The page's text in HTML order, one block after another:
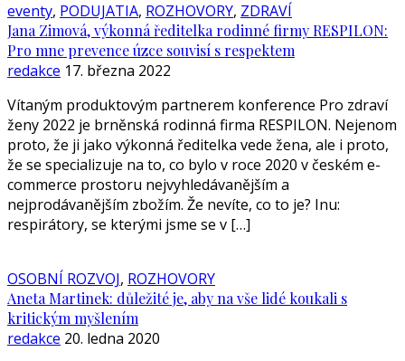
eventy, PODUJATIA, ROZHOVORY, ZDRAVÍ
Jana Zimová, výkonná ředitelka rodinné firmy RESPILON:
Pro mne prevence úzce souvisí s respektem
redakce 17. března 2022
Vítaným produktovým partnerem konference Pro zdraví
ženy 2022 je brněnská rodinná firma RESPILON. Nejenom
proto, že ji jako výkonná ředitelka vede žena, ale i proto,
že se specializuje na to, co bylo v roce 2020 v českém e-
commerce prostoru nejvyhledávanějším a
nejprodávanějším zbožím. Že nevíte, co to je? Inu:
respirátory, se kterými jsme se v […]
OSOBNÍ ROZVOJ, ROZHOVORY
Aneta Martinek: důležité je, aby na vše lidé koukali s
kritickým myšlením
redakce 20. ledna 2020